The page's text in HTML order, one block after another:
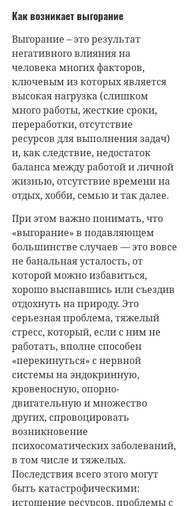
Как возникает выгорание
Выгорание – это результат
негативного влияния на
человека многих факторов,
ключевым из которых является
высокая нагрузка (слишком
много работы, жесткие сроки,
переработки, отсутствие
ресурсов для выполнения задач)
и, как следствие, недостаток
баланса между работой и личной
жизнью, отсутствие времени на
отдых, хобби, семью и так далее.
При этом важно понимать, что
«выгорание» в подавляющем
большинстве случаев — это вовсе
не банальная усталость, от
которой можно избавиться,
хорошо выспавшись или съездив
отдохнуть на природу. Это
серьезная проблема, тяжелый
стресс, который, если с ним не
работать, вполне способен
«перекинуться» с нервной
системы на эндокринную,
кровеносную, опорно-
двигательную и множество
других, спровоцировать
возникновение
психосоматических заболеваний,
в том числе и тяжелых.
Последствия всего этого могут
быть катастрофическими:
истощение ресурсов, проблемы с